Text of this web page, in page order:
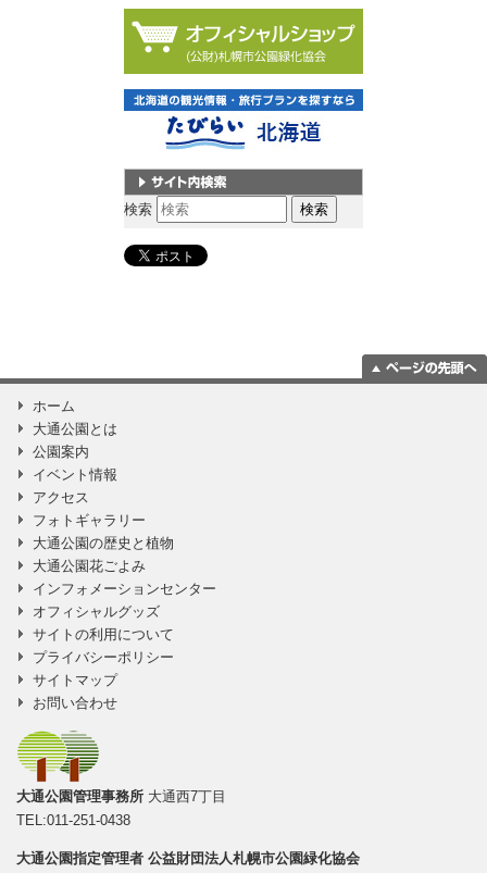
サイト内検索
検索
ホーム
大通公園とは
公園案内
イベント情報
アクセス
フォトギャラリー
大通公園の歴史と植物
大通公園花ごよみ
インフォメーションセンター
オフィシャルグッズ
サイトの利用について
プライバシーポリシー
サイトマップ
お問い合わせ
大通公園管理事務所 大通西7丁目
TEL:011-251-0438
大通公園指定管理者 公益財団法人札幌市公園緑化協会